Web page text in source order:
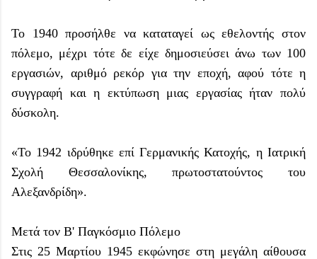
Το 1940 προσήλθε να καταταγεί ως εθελοντής στον
πόλεμο, μέχρι τότε δε είχε δημοσιεύσει άνω των 100
εργασιών, αριθμό ρεκόρ για την εποχή, αφού τότε η
συγγραφή και η εκτύπωση μιας εργασίας ήταν πολύ
δύσκολη.
«Το 1942 ιδρύθηκε επί Γερμανικής Κατοχής, η Ιατρική
Σχολή Θεσσαλονίκης, πρωτοστατούντος του
Αλεξανδρίδη».
Μετά τον Β' Παγκόσμιο Πόλεμο
Στις 25 Μαρτίου 1945 εκφώνησε στη μεγάλη αίθουσα